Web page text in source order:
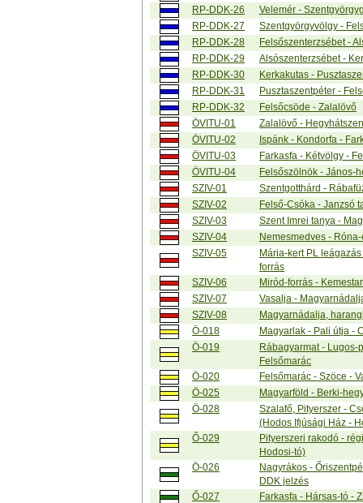
RP-DDK-26
Velemér -
RP-DDK-27
Szentgyörgyvölgy -
RP-DDK-28
Felsőszenterzsébet -
RP-DDK-29
Alsószenterzsébet -
RP-DDK-30
Kerkakutas -
RP-DDK-31
Pusztaszentpéter -
RP-DDK-32
Felsőcsöde - Zalalövő
ÖVITU-01
Zalalövő -
ÖVITU-02
Ispánk - Kondorfa -
ÖVITU-03
Farkasfa - Kétvölgy -
ÖVITU-04
Felsőszölnök - János-
SZIV-01
Szentgotthárd -
SZIV-02
Felső-Csóka - Janzsó
SZIV-03
Szent Imrei tanya -
SZIV-04
Nemesmedves -
SZIV-05
Mária-kert PL
forrás
SZIV-06
Miród-forrás -
SZIV-07
Vasalja -
SZIV-08
Magyarnádalja,
Ö-018
Magyarlak - Pali útja -
Ö-019
Rábagyarmat - Lugos-
Felsőmarác
Ö-020
Felsőmarác - Szöce -
Ö-025
Magyarföld - Berki-
Ö-028
Szalafő, Pityerszer -
(Hodos Ifjúsági Ház -
Ő-029
Pityerszeri rakodó -
Hodosi-tó)
Ö-026
Nagyrákos -
DDK jelzés
Ő-027
Farkasfa - Hársas-tó -